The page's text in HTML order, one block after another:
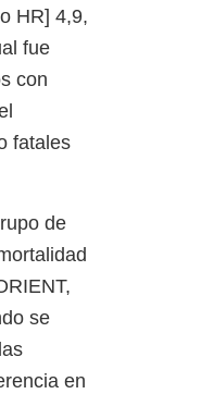
o HR] 4,9,
fue
con
fatales
de
se
en